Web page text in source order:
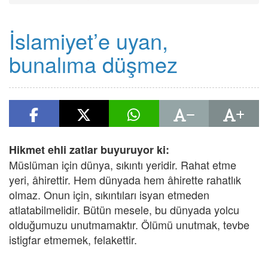
İslamiyet’e uyan,
bunalıma düşmez
Hikmet ehli zatlar buyuruyor ki:
Müslüman için dünya, sıkıntı yeridir. Rahat etme
yeri, âhirettir. Hem dünyada hem âhirette rahatlık
olmaz. Onun için, sıkıntıları isyan etmeden
atlatabilmelidir. Bütün mesele, bu dünyada yolcu
olduğumuzu unutmamaktır. Ölümü unutmak, tevbe
istigfar etmemek, felakettir.